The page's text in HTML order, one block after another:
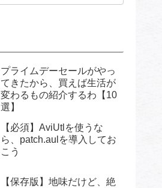
プライムデーセールがやっ
てきたから、買えば生活が
変わるもの紹介するわ【10
選】
【必須】AviUtlを使うな
ら、patch.aulを導入してお
こう
【保存版】地味だけど、絶